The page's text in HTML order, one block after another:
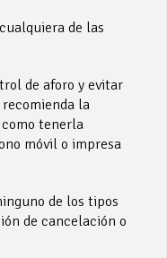
de las
de aforo y evitar
la
tenerla
móvil o impresa
de los tipos
de cancelación o